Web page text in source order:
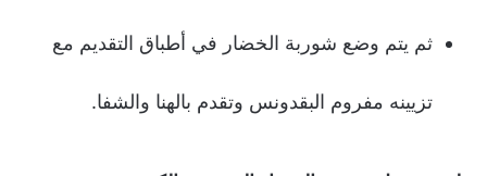
ثم يتم وضع شوربة الخضار في أطباق التقديم مع
تزيينه مفروم البقدونس وتقدم بالهنا والشفا.